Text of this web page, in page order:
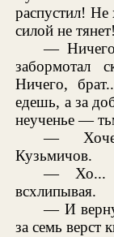
распустил! Не
силой не тянет!
—
забормотал
Ничего,
едешь, а за
неученье —
—
Кузьмичов.
— Хо...
всхлипывая.
— И
за семь верст